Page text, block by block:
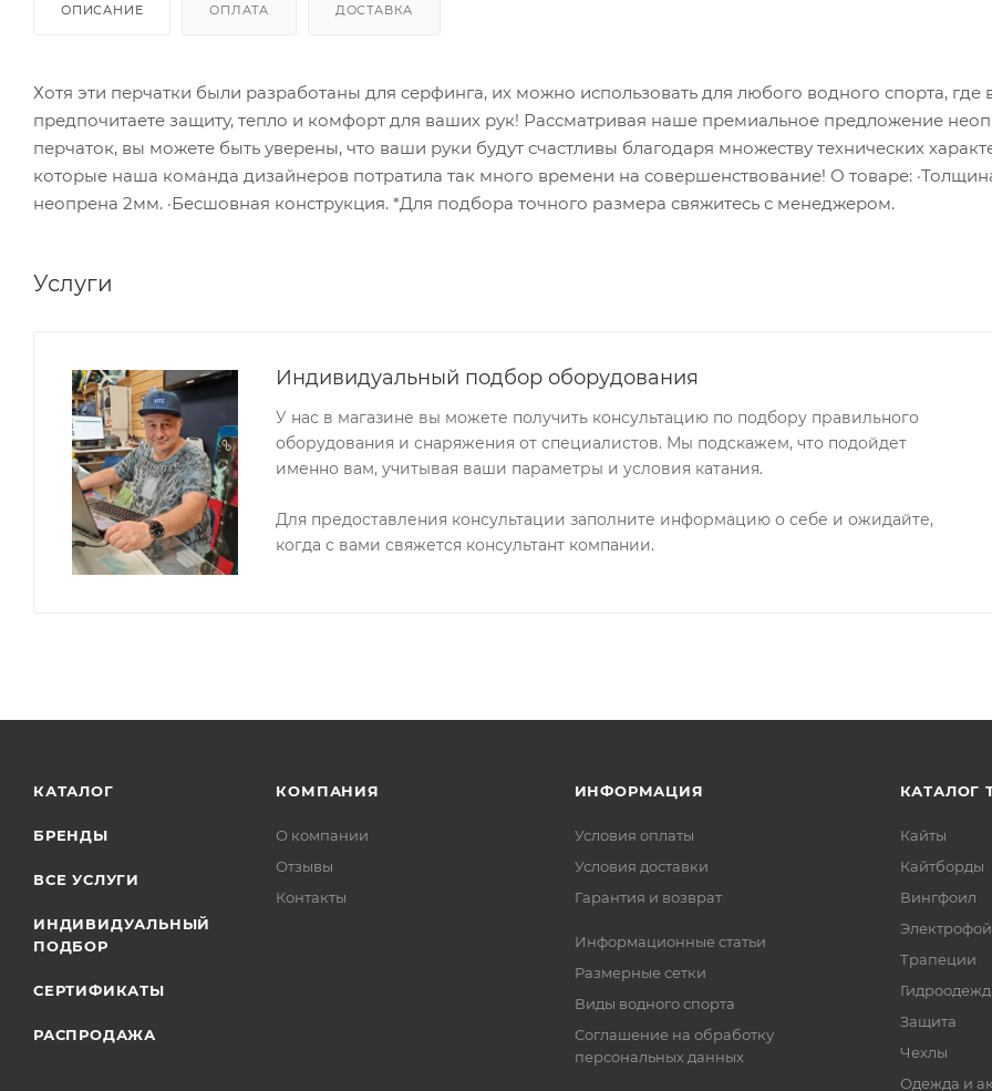
ОПИСАНИЕ ОПЛАТА ДОСТАВКА
Хотя эти перчатки были разработаны для серфинга, их можно использовать для любого водного спорта, где
предпочитаете защиту, тепло и комфорт для ваших рук! Рассматривая наше премиальное предложение
перчаток, вы можете быть уверены, что ваши руки будут счастливы благодаря множеству технических
которые наша команда дизайнеров потратила так много времени на совершенствование! О товаре:
неопрена 2мм. ·Бесшовная конструкция. *Для подбора точного размера свяжитесь с менеджером.
Услуги
Индивидуальный подбор оборудования
У нас в магазине вы можете получить консультацию по подбору правильного
оборудования и снаряжения от специалистов. Мы подскажем, что подойдет
именно вам, учитывая ваши параметры и условия катания.
Для предоставления консультации заполните информацию о себе и ожидайте,
когда с вами свяжется консультант компании.
КАТАЛОГ
БРЕНДЫ
ВСЕ УСЛУГИ
ИНДИВИДУАЛЬНЫЙ
ПОДБОР
СЕРТИФИКАТЫ
РАСПРОДАЖА
КОМПАНИЯ
О компании
Отзывы
Контакты
ИНФОРМАЦИЯ
Условия оплаты
Условия доставки
Гарантия и возврат
Информационные статьи
Размерные сетки
Виды водного спорта
Соглашение на обработку
персональных данных
КАТАЛОГ
Кайты
Кайтборды
Вингфоил
Трапеции
Защита
Чехлы
Одежда и